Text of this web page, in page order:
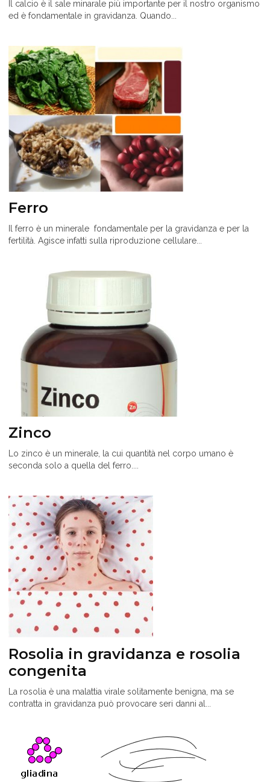
Il calcio è il sale minarale più importante per il nostro organismo
ed è fondamentale in gravidanza. Quando...
Ferro
Il ferro è un minerale fondamentale per la gravidanza e per la
fertilità. Agisce infatti sulla riproduzione cellulare...
Zinco
Lo zinco è un minerale, la cui quantità nel corpo umano è
seconda solo a quella del ferro....
Rosolia in gravidanza e rosolia
congenita
La rosolia è una malattia virale solitamente benigna, ma se
contratta in gravidanza può provocare seri danni al...